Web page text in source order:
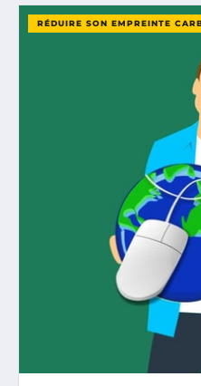
RÉDUIRE SON EMPREINTE